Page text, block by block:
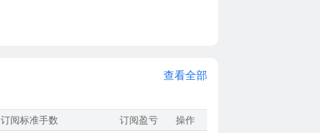
查看全部
订阅标准手数 订阅盈亏 操作